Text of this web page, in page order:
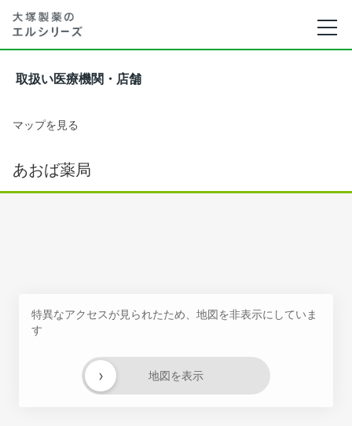
取扱い医療機関・店舗
マップを見る
あおば薬局
特異なアクセスが見られたため、地図を非表示にしていま
す
地図を表示
›